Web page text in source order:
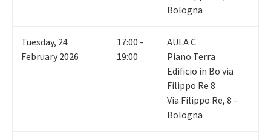
Bologna
Tuesday, 24
February 2026
17:00 -
19:00
AULA C
Piano Terra
Edificio in Bo via
Filippo Re 8
Via Filippo Re, 8 -
Bologna